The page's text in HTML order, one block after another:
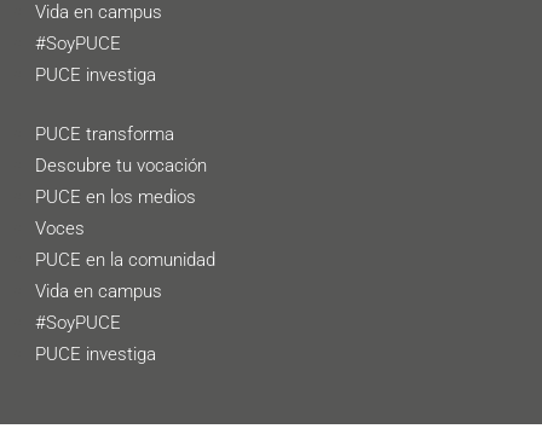
Vida en campus
#SoyPUCE
PUCE investiga
PUCE transforma
Descubre tu vocación
PUCE en los medios
Voces
PUCE en la comunidad
Vida en campus
#SoyPUCE
PUCE investiga